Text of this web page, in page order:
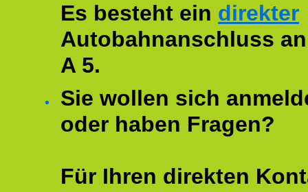
Es besteht ein direkter
Autobahnanschluss
A 5.
Sie wollen sich
oder haben Fragen?
Für Ihren direkten